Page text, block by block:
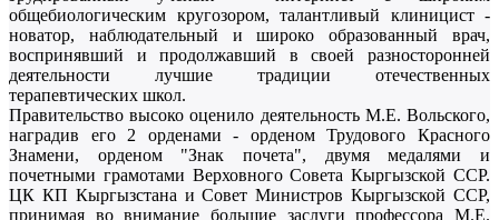
общебиологическим кругозором, талантливый клиницист -
новатор, наблюдательный и широко образованный врач,
воспринявший и продолжавший в своей разносторонней
деятельности лучшие традиции отечественных
терапевтических школ.
Правительство высоко оценило деятельность М.Е. Вольского,
наградив его 2 орденами - орденом Трудового Красного
Знамени, орденом "Знак почета", двумя медалями и
почетными грамотами Верховного Совета Кыргызской ССР.
ЦК КП Кыргызстана и Совет Министров Кыргызской ССР,
принимая во внимание большие заслуги профессора М.Е.